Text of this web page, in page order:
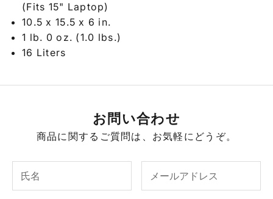
(Fits 15" Laptop)
10.5 x 15.5 x 6 in.
1 lb. 0 oz. (1.0 lbs.)
16 Liters
お問い合わせ
商品に関するご質問は、お気軽にどうぞ。